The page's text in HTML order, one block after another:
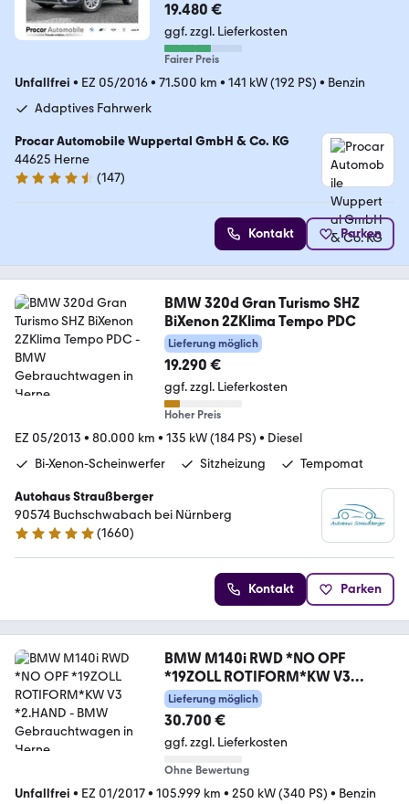
19.480 €
ggf. zzgl. Lieferkosten
Fairer Preis
Unfallfrei • EZ 05/2016• 71.500 km • 141 kW (192 PS) • Benzin
Adaptives Fahrwerk
Procar Automobile Wuppertal GmbH & Co. KG
44625 Herne
4.4 Sterne
(147)
Kontakt Parken
BMW 320d Gran Turismo SHZ
BiXenon 2ZKlima Tempo PDC
Lieferung möglich
19.290 €
ggf. zzgl. Lieferkosten
Hoher Preis
EZ 05/2013 • 80.000 km • 135 kW (184 PS) • Diesel
Bi-Xenon-Scheinwerfer
Sitzheizung Tempomat
Autohaus Straußberger
90574 Buchschwabach bei Nürnberg
4.9 Sterne
(1660)
Kontakt Parken
BMW M140i RWD *NO OPF
*19ZOLL ROTIFORM*KW V3
*2.HAND
Lieferung möglich
30.700 €
ggf. zzgl. Lieferkosten
Ohne Bewertung
Unfallfrei • EZ 01/2017• 105.999 km • 250 kW (340 PS) • Benzin